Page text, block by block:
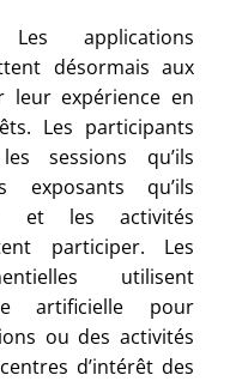
applications
désormais aux
leur expérience en
Les participants
sessions qu’ils
exposants qu’ils
et les activités
participer. Les
utilisent
artificielle pour
ou des activités
d’intérêt des